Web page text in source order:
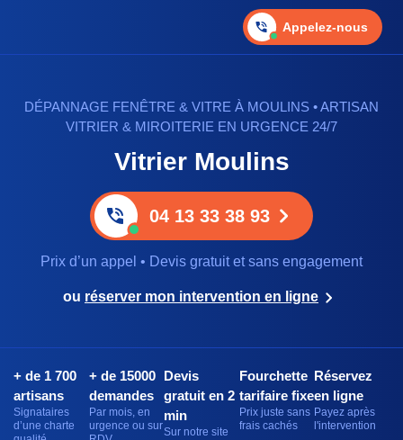
Appelez-nous
DÉPANNAGE FENÊTRE & VITRE À MOULINS • ARTISAN
VITRIER & MIROITERIE EN URGENCE 24/7
Vitrier Moulins
04 13 33 38 93
Prix d’un appel • Devis gratuit et sans engagement
ou réserver mon intervention en ligne
+ de 1 700
artisans
Signataires
d’une charte
+ de 15000
demandes
Par mois, en
urgence ou sur
Devis
gratuit en 2
min
Sur notre site
Fourchette
tarifaire fixe
Prix juste sans
frais cachés
Réservez
en ligne
Payez après
l'intervention